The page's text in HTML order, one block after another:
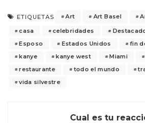
ETIQUETAS Art Art Basel
casa
celebridades
Esposo
Estados Unidos fin
kanye
kanye west Miami
restaurante
todo el mundo
vida silvestre
Cual es tu